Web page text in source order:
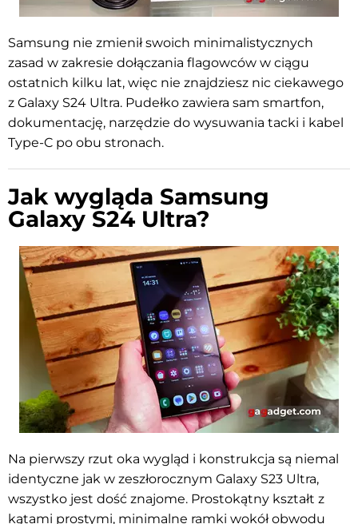
Samsung nie zmienił swoich minimalistycznych
zasad w zakresie dołączania flagowców w ciągu
ostatnich kilku lat, więc nie znajdziesz nic ciekawego
z Galaxy S24 Ultra. Pudełko zawiera sam smartfon,
dokumentację, narzędzie do wysuwania tacki i kabel
Type-C po obu stronach.
Jak wygląda Samsung
Galaxy S24 Ultra?
Na pierwszy rzut oka wygląd i konstrukcja są niemal
identyczne jak w zeszłorocznym Galaxy S23 Ultra,
wszystko jest dość znajome. Prostokątny kształt z
kątami prostymi, minimalne ramki wokół obwodu